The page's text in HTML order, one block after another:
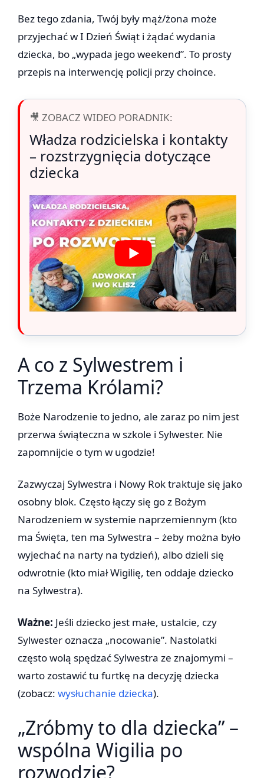
Bez tego zdania, Twój były mąż/żona może
przyjechać w I Dzień Świąt i żądać wydania
dziecka, bo „wypada jego weekend”. To prosty
przepis na interwencję policji przy choince.
🎥 ZOBACZ WIDEO PORADNIK:
Władza rodzicielska i kontakty
– rozstrzygnięcia dotyczące
dziecka
A co z Sylwestrem i
Trzema Królami?
Boże Narodzenie to jedno, ale zaraz po nim jest
przerwa świąteczna w szkole i Sylwester. Nie
zapomnijcie o tym w ugodzie!
Zazwyczaj Sylwestra i Nowy Rok traktuje się jako
osobny blok. Często łączy się go z Bożym
Narodzeniem w systemie naprzemiennym (kto
ma Święta, ten ma Sylwestra – żeby można było
wyjechać na narty na tydzień), albo dzieli się
odwrotnie (kto miał Wigilię, ten oddaje dziecko
na Sylwestra).
Ważne: Jeśli dziecko jest małe, ustalcie, czy
Sylwester oznacza „nocowanie”. Nastolatki
często wolą spędzać Sylwestra ze znajomymi –
warto zostawić tu furtkę na decyzję dziecka
(zobacz: wysłuchanie dziecka).
„Zróbmy to dla dziecka” –
wspólna Wigilia po
rozwodzie?